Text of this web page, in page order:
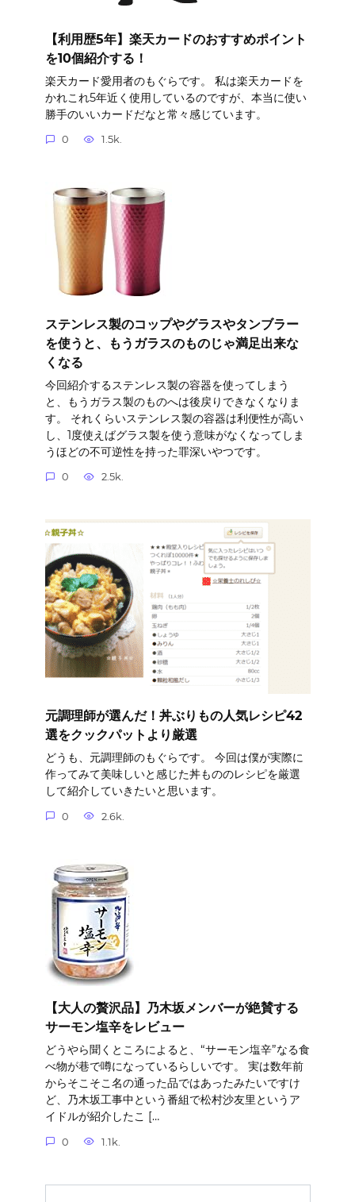
【利用歴5年】楽天カードのおすすめポイント
を10個紹介する！
楽天カード愛用者のもぐらです。 私は楽天カードを
かれこれ5年近く使用しているのですが、本当に使い
勝手のいいカードだなと常々感じています。
0 1.5k.
ステンレス製のコップやグラスやタンブラー
を使うと、もうガラスのものじゃ満足出来な
くなる
今回紹介するステンレス製の容器を使ってしまう
と、もうガラス製のものへは後戻りできなくなりま
す。 それくらいステンレス製の容器は利便性が高い
し、1度使えばグラス製を使う意味がなくなってしま
うほどの不可逆性を持った罪深いやつです。
0 2.5k.
元調理師が選んだ！丼ぶりもの人気レシピ42
選をクックパットより厳選
どうも、元調理師のもぐらです。 今回は僕が実際に
作ってみて美味しいと感じた丼もののレシピを厳選
して紹介していきたいと思います。
0 2.6k.
【大人の贅沢品】乃木坂メンバーが絶賛する
サーモン塩辛をレビュー
どうやら聞くところによると、“サーモン塩辛”なる食
べ物が巷で噂になっているらしいです。 実は数年前
からそこそこ名の通った品ではあったみたいですけ
ど、乃木坂工事中という番組で松村沙友里というア
イドルが紹介したこ […
0 1.1k.